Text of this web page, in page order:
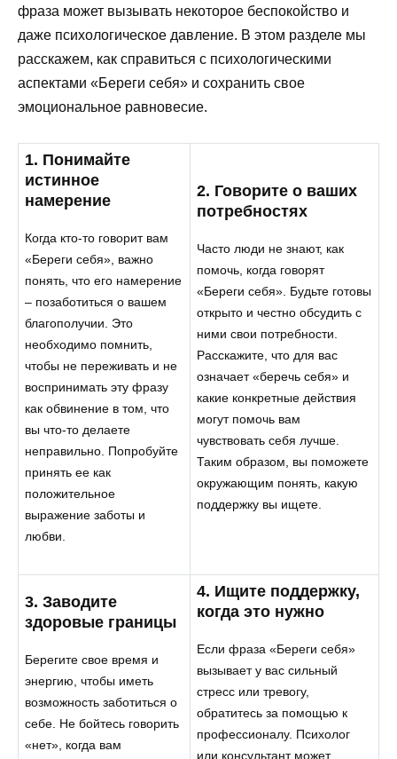
фраза может вызывать некоторое беспокойство и
даже психологическое давление. В этом разделе мы
расскажем, как справиться с психологическими
аспектами «Береги себя» и сохранить свое
эмоциональное равновесие.
1. Понимайте
истинное
намерение
Когда кто-то говорит вам
«Береги себя», важно
понять, что его намерение
– позаботиться о вашем
благополучии. Это
необходимо помнить,
чтобы не переживать и не
воспринимать эту фразу
как обвинение в том, что
вы что-то делаете
неправильно. Попробуйте
принять ее как
положительное
выражение заботы и
любви.
2. Говорите о ваших
потребностях
Часто люди не знают, как
помочь, когда говорят
«Береги себя». Будьте готовы
открыто и честно обсудить с
ними свои потребности.
Расскажите, что для вас
означает «беречь себя» и
какие конкретные действия
могут помочь вам
чувствовать себя лучше.
Таким образом, вы поможете
окружающим понять, какую
поддержку вы ищете.
3. Заводите
здоровые границы
Берегите свое время и
энергию, чтобы иметь
возможность заботиться о
себе. Не бойтесь говорить
«нет», когда вам
4. Ищите поддержку,
когда это нужно
Если фраза «Береги себя»
вызывает у вас сильный
стресс или тревогу,
обратитесь за помощью к
профессионалу. Психолог
или консультант может